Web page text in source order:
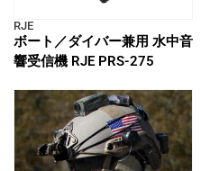
RJE
ボート／ダイバー兼用 水中音
響受信機 RJE PRS-275